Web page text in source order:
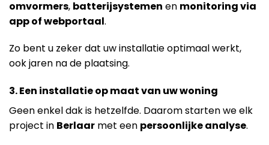
omvormers, batterijsystemen en monitoring via
app of webportaal.
Zo bent u zeker dat uw installatie optimaal werkt,
ook jaren na de plaatsing.
3. Een installatie op maat van uw woning
Geen enkel dak is hetzelfde. Daarom starten we elk
project in Berlaar met een persoonlijke analyse.